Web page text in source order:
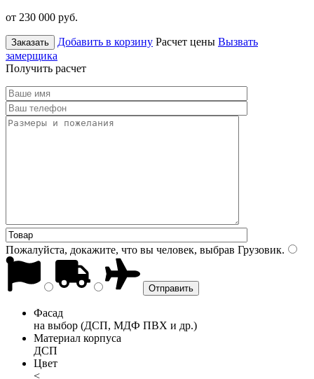
от 230 000 руб.
Заказать Добавить в корзину Расчет цены Вызвать
замерщика
Получить расчет
Пожалуйста, докажите, что вы человек, выбрав Грузовик.
Фасад
на выбор (ДСП, МДФ ПВХ и др.)
Материал корпуса
ДСП
Цвет
<